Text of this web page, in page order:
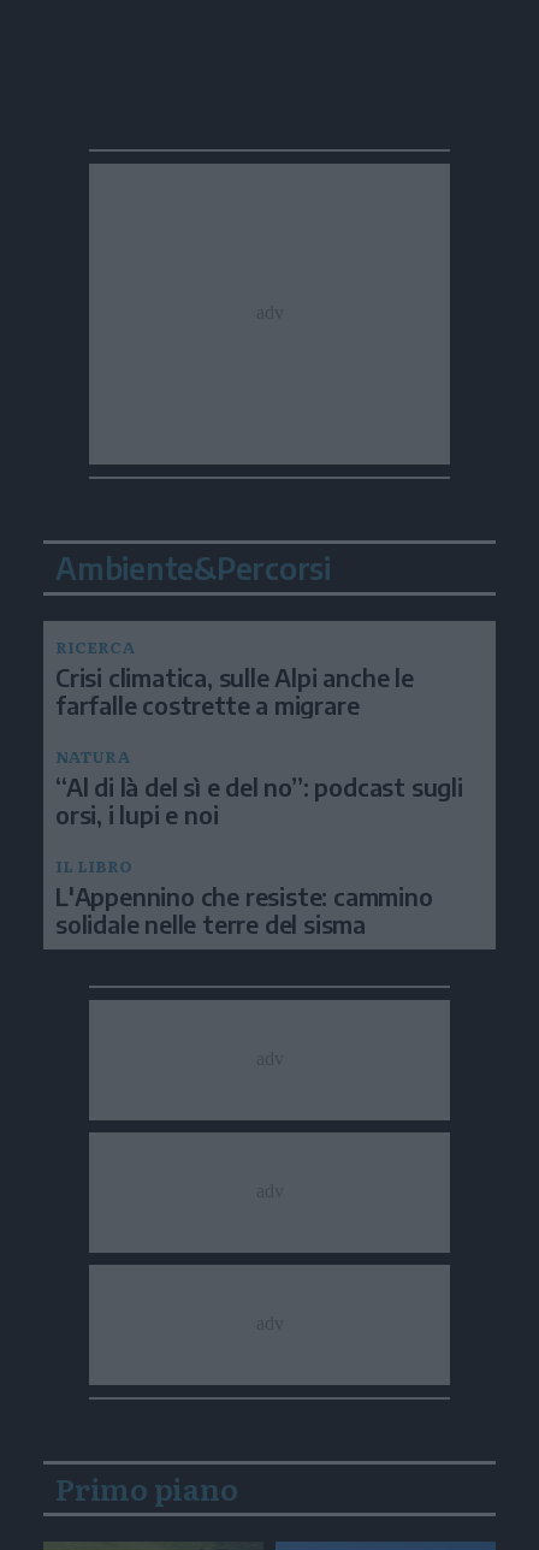
Ambiente&Percorsi
RICERCA
Crisi climatica, sulle Alpi anche le
farfalle costrette a migrare
NATURA
“Al di là del sì e del no”: podcast sugli
orsi, i lupi e noi
IL LIBRO
L'Appennino che resiste: cammino
solidale nelle terre del sisma
Primo piano